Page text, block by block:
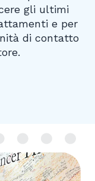
gli ultimi
e per
di contatto